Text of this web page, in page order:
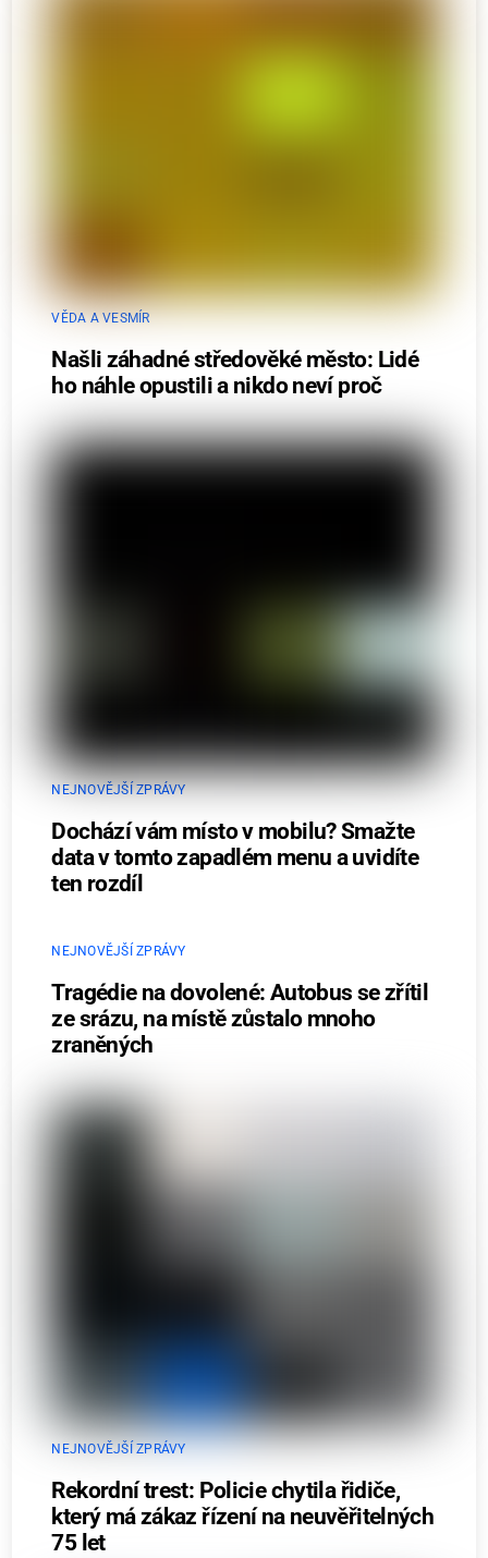
VĚDA A VESMÍR
Našli záhadné středověké město: Lidé
ho náhle opustili a nikdo neví proč
NEJNOVĚJŠÍ ZPRÁVY
Dochází vám místo v mobilu? Smažte
data v tomto zapadlém menu a uvidíte
ten rozdíl
NEJNOVĚJŠÍ ZPRÁVY
Tragédie na dovolené: Autobus se zřítil
ze srázu, na místě zůstalo mnoho
zraněných
NEJNOVĚJŠÍ ZPRÁVY
Rekordní trest: Policie chytila řidiče,
který má zákaz řízení na neuvěřitelných
75 let